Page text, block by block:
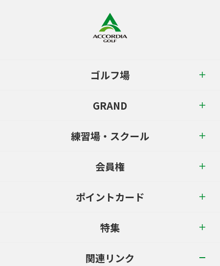
ゴルフ場
GRAND
練習場・スクール
会員権
ポイントカード
特集
関連リンク